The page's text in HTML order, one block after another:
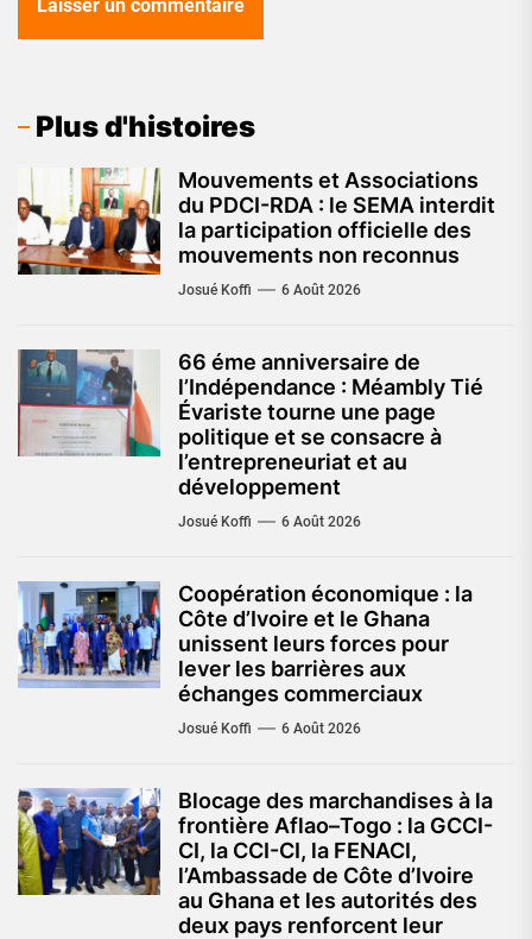
Plus d'histoires
Mouvements et Associations
du PDCI-RDA : le SEMA interdit
la participation officielle des
mouvements non reconnus
Josué Koffi 6 Août 2026
66 éme anniversaire de
l’Indépendance : Méambly Tié
Évariste tourne une page
politique et se consacre à
l’entrepreneuriat et au
développement
Josué Koffi 6 Août 2026
Coopération économique : la
Côte d’Ivoire et le Ghana
unissent leurs forces pour
lever les barrières aux
échanges commerciaux
Josué Koffi 6 Août 2026
Blocage des marchandises à la
frontière Aflao–Togo : la GCCI-
CI, la CCI-CI, la FENACI,
l’Ambassade de Côte d’Ivoire
au Ghana et les autorités des
deux pays renforcent leur